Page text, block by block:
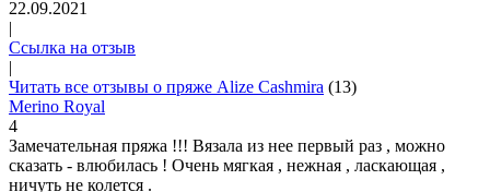
22.09.2021
|
Ссылка на отзыв
|
Читать все отзывы о пряже Alize Cashmira (13)
Merino Royal
4
Замечательная пряжа !!! Вязала из нее первый раз , можно
сказать - влюбилась ! Очень мягкая , нежная , ласкающая ,
ничуть не колется .